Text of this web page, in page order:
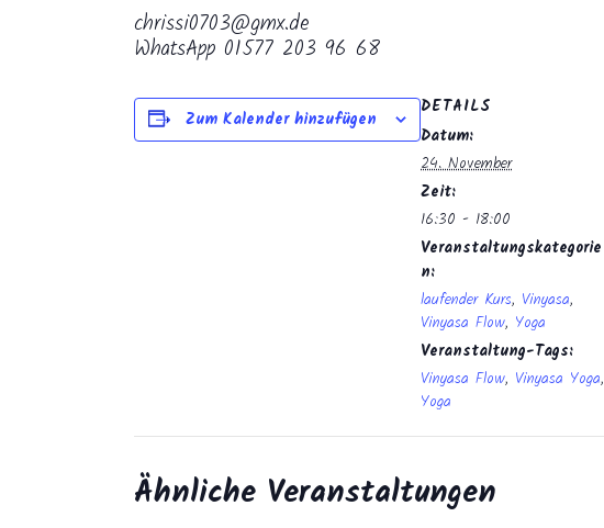
chrissi0703@gmx.de
WhatsApp 01577 203 96 68
Zum Kalender hinzufügen
DETAILS
Datum:
24. November
Zeit:
16:30 - 18:00
Veranstaltungskategorie
n:
laufender Kurs, Vinyasa,
Vinyasa Flow, Yoga
Veranstaltung-Tags:
Vinyasa Flow, Vinyasa Yoga,
Yoga
Ähnliche Veranstaltungen